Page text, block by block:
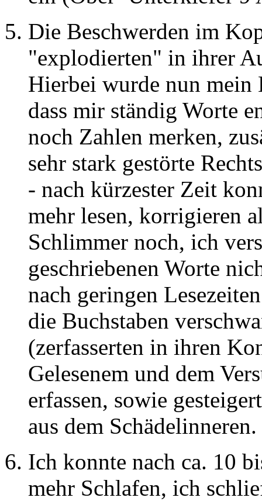
Die Beschwerden im
"explodierten" in ihrer
Hierbei wurde nun mein
dass mir ständig Worte
noch Zahlen merken,
sehr stark gestörte
- nach kürzester Zeit
mehr lesen, korrigieren
Schlimmer noch, ich
geschriebenen Worte
nach geringen
die Buchstaben
(zerfasserten in ihren
Gelesenem und dem
erfassen, sowie
aus dem Schädelinneren.
Ich konnte nach ca. 10
mehr Schlafen, ich